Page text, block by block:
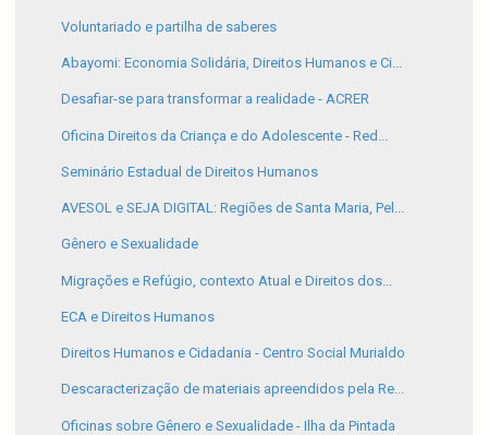
Voluntariado e partilha de saberes
Abayomi: Economia Solidária, Direitos Humanos e Ci...
Desafiar-se para transformar a realidade - ACRER
Oficina Direitos da Criança e do Adolescente - Red...
Seminário Estadual de Direitos Humanos
AVESOL e SEJA DIGITAL: Regiões de Santa Maria, Pel...
Gênero e Sexualidade
Migrações e Refúgio, contexto Atual e Direitos dos...
ECA e Direitos Humanos
Direitos Humanos e Cidadania - Centro Social Murialdo
Descaracterização de materiais apreendidos pela Re...
Oficinas sobre Gênero e Sexualidade - Ilha da Pintada